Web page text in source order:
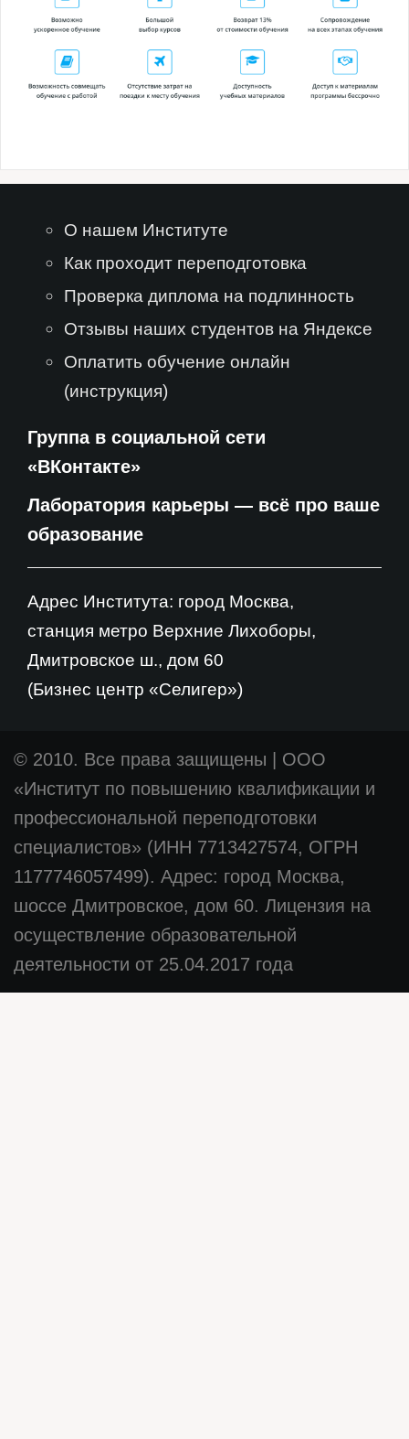
О нашем Институте
Как проходит переподготовка
Проверка диплома на подлинность
Отзывы наших студентов на Яндексе
Оплатить обучение онлайн
(инструкция)
Группа в социальной сети
«ВКонтакте»
Лаборатория карьеры — всё про ваше
образование
Адрес Института: город Москва,
станция метро Верхние Лихоборы,
Дмитровское ш., дом 60
(Бизнес центр «Селигер»)
© 2010. Все права защищены
ООО
«Институт по повышению квалификации и
профессиональной переподготовки
специалистов» (ИНН 7713427574, ОГРН
1177746057499). Адрес: город Москва,
шоссе Дмитровское, дом 60. Лицензия на
осуществление образовательной
деятельности от 25.04.2017 года